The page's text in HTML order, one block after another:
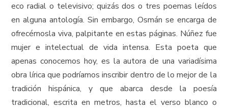
eco radial o televisivo; quizás dos o tres poemas leídos
en alguna antología. Sin embargo, Osmán se encarga de
ofrecérnosla viva, palpitante en estas páginas. Núñez fue
mujer e intelectual de vida intensa. Esta poeta que
apenas conocemos hoy, es la autora de una variadísima
obra lírica que podríamos inscribir dentro de lo mejor de la
tradición hispánica, y que abarca desde la poesía
tradicional, escrita en metros, hasta el verso blanco o